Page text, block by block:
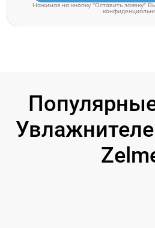
Нажимая на кнопку "Оставить заявку"